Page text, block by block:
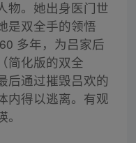
物。她出身医门世
是双全手的领悟
多年，为吕家后
简化版的双全
后通过摧毁吕欢的
内得以逃离。有观